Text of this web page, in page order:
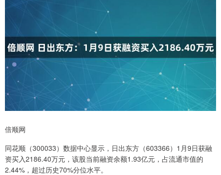
倍顺网
同花顺（300033）数据中心显示，日出东方（603366）1月9日获融
资买入2186.40万元，该股当前融资余额1.93亿元，占流通市值的
2.44%，超过历史70%分位水平。